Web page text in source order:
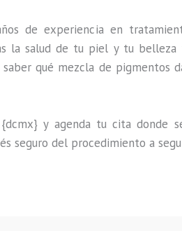
de experiencia en
la salud de tu piel y tu
qué mezcla de pigmentos
y agenda tu cita donde
seguro del procedimiento a